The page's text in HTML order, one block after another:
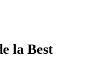
la Best